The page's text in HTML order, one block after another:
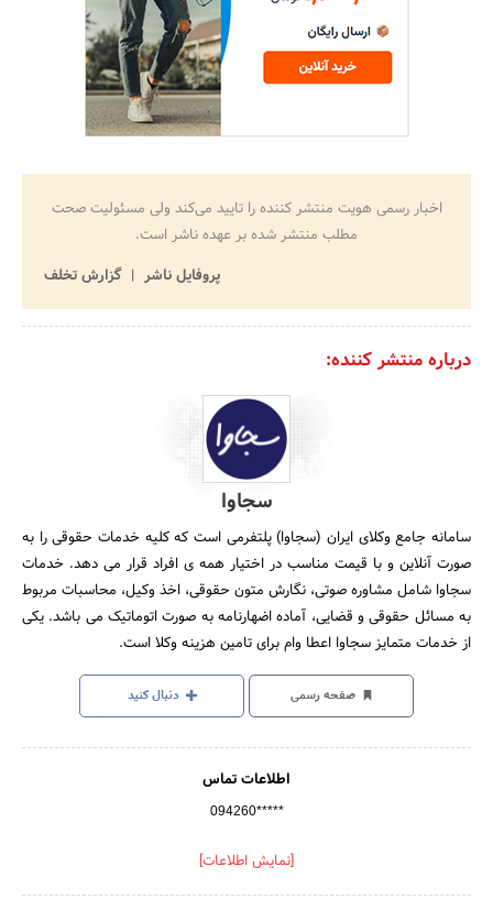
اخبار رسمی هویت منتشر کننده را تایید می‌کند ولی مسئولیت صحت
مطلب منتشر شده بر عهده ناشر است.
پروفایل ناشر
گزارش تخلف
درباره منتشر کننده:
سجاوا
سامانه جامع وکلای ایران (سجاوا) پلتفرمی است که کلیه خدمات حقوقی را به
صورت آنلاین و با قیمت مناسب در اختیار همه ی افراد قرار می دهد. خدمات
سجاوا شامل مشاوره صوتی، نگارش متون حقوقی، اخذ وکیل، محاسبات مربوط
به مسائل حقوقی و قضایی، آماده اضهارنامه به صورت اتوماتیک می باشد. یکی
از خدمات متمایز سجاوا اعطا وام برای تامین هزینه وکلا است.
صفحه رسمی دنبال کنید
اطلاعات تماس
094260*****
[نمایش اطلاعات]